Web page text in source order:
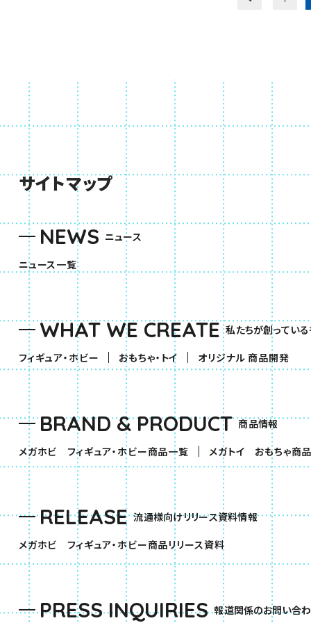
サイトマップ
NEWS ニュース
ニュース一覧
WHAT WE CREATE 私たちが創ってい
フィギュア・ホビー （別ウィンドウで開きます）
おもちゃ・トイ （別ウィンドウで開きます）
オリジナル 商品開発
BRAND & PRODUCT 商品情報
メガホビ フィギュア・ホビー商品一覧 （別ウィンドウで開きます）
メガトイ おもちゃ商
RELEASE 流通様向けリリース資料情報
メガホビ フィギュア・ホビー商品リリース資料（別ウィンドウで開きま
PRESS INQUIRIES 報道関係のお問い合